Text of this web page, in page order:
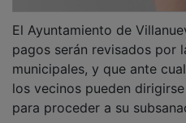
pagos serán revisados por
municipales, y que ante
los vecinos pueden
para proceder a su